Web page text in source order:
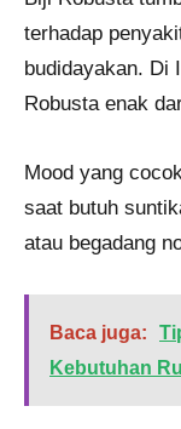
terhadap
budidayakan. Di
Robusta enak
Mood yang
saat butuh
atau begadang
Baca juga:
Kebutuhan